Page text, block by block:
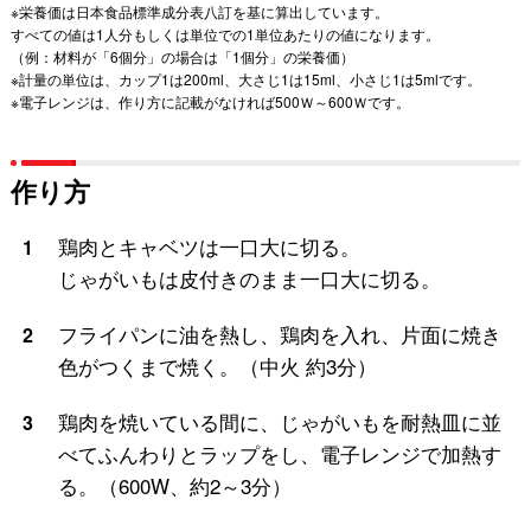
※栄養価は日本食品標準成分表八訂を基に算出しています。
すべての値は1人分もしくは単位での1単位あたりの値になります。
（例：材料が「6個分」の場合は「1個分」の栄養価）
※計量の単位は、カップ1は200ml、大さじ1は15ml、小さじ1は5mlです。
※電子レンジは、作り方に記載がなければ500Ｗ～600Ｗです。
作り方
1
鶏肉とキャベツは一口大に切る。
じゃがいもは皮付きのまま一口大に切る。
2
フライパンに油を熱し、鶏肉を入れ、片面に焼き
色がつくまで焼く。（中火 約3分）
3
鶏肉を焼いている間に、じゃがいもを耐熱皿に並
べてふんわりとラップをし、電子レンジで加熱す
る。（600W、約2～3分）